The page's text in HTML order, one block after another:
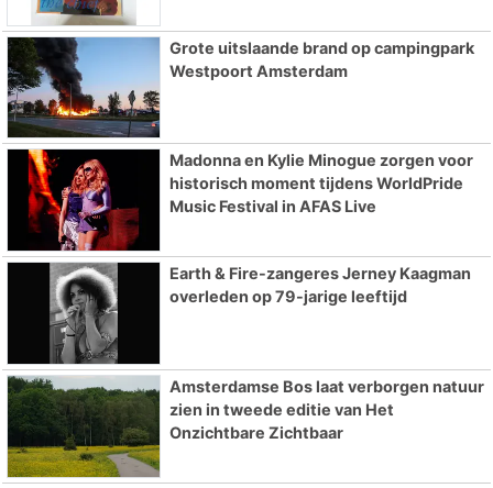
Grote uitslaande brand op campingpark
Westpoort Amsterdam
Madonna en Kylie Minogue zorgen voor
historisch moment tijdens WorldPride
Music Festival in AFAS Live
Earth & Fire-zangeres Jerney Kaagman
overleden op 79-jarige leeftijd
Amsterdamse Bos laat verborgen natuur
zien in tweede editie van Het
Onzichtbare Zichtbaar